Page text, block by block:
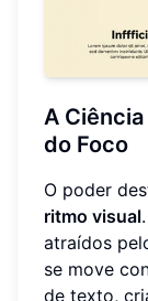
A
do Foco
O poder
ritmo visual
atraídos
se move
de texto,